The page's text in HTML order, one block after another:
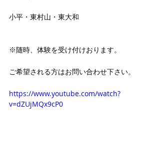
小平・東村山・東大和
※随時、体験を受け付けおります。
ご希望される方はお問い合わせ下さい。
https://www.youtube.com/watch?
v=dZUjMQx9cP0